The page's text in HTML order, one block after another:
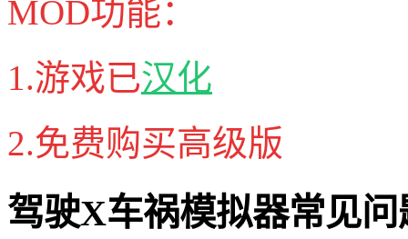
MOD功能：
1.游戏已汉化
2.免费购买高级版
驾驶X车祸模拟器常见问